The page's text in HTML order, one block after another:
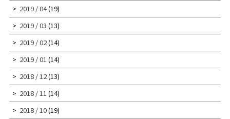
2019 / 04(19)
2019 / 03 (13)
2019 / 02(14)
2019 / 01 (14)
2018 / 12(13)
2018 / 11 (14)
2018 / 10(19)